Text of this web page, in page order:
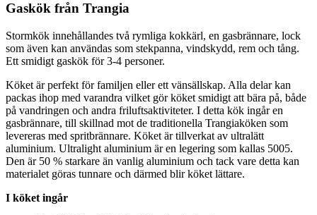
Gaskök från Trangia
Stormkök innehållandes två rymliga kokkärl, en gasbrännare, lock
som även kan användas som stekpanna, vindskydd, rem och tång.
Ett smidigt gaskök för 3-4 personer.
Köket ärperfekt för familjen eller ett vänsällskap. Alla delar kan
packas ihop med varandra vilket gör köket smidigt att bära på, både
på vandringen och andra friluftsaktiviteter. I detta kök ingår en
gasbrännare, till skillnad mot de traditionella Trangiaköken som
levereras med spritbrännare. Köket är tillverkat av ultralätt
aluminium. Ultralight aluminium är en legering som kallas 5005.
Den är 50 % starkare än vanlig aluminium och tack vare detta kan
materialet göras tunnare och därmed blir köket lättare.
I köket ingår